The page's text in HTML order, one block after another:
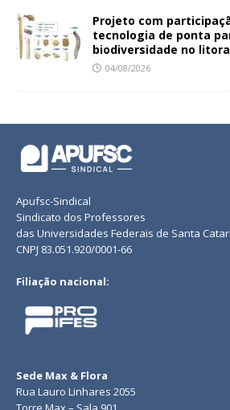
Projeto com
tecnologia de ponta
biodiversidade no
04/08/2026
Apufsc-Sindical
Sindicato dos Professores
das Universidades Federais de Santa
CNPJ 83.051.920/0001-66
Filiação nacional:
Sede Max & Flora
Rua Lauro Linhares 2055